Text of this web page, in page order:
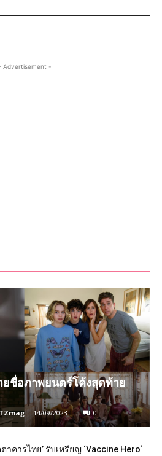
Advertisement -
ยชื่อภาพยนตร์โค้งสุดท้าย
- 14/09/2023 0
าคารไทย’ รับเหรียญ ‘Vaccine Hero‘